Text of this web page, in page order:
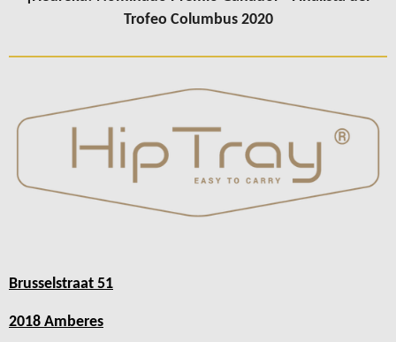
Trofeo Columbus 2020
Brusselstraat 51
2018 Amberes